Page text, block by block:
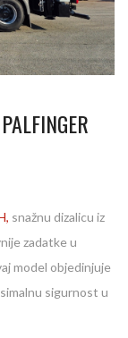
snažnu dizalicu iz
zadatke u
model objedinjuje
sigurnost u